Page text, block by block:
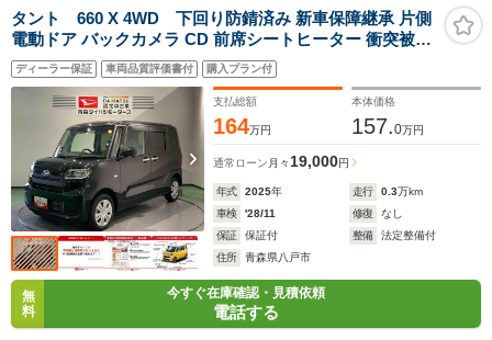
タント 660 X 4WD 下回り防錆済み 新車保障継承 片側
電動ドア バックカメラ CD 前席シートヒーター 衝突被害
軽減ブレーキ 障害物センサー
ディーラー保証 車両品質評価書付 購入プラン付
支払総額
164万円
本体価格
157.0万円
通常ローン 月々 19,000円
年式 2025年 走行 0.3万km
車検
'28/11 修復
なし
保証
保証付 整備
法定整備付
住所
青森県八戸市
無
料
今すぐ在庫確認・見積依頼
電話する